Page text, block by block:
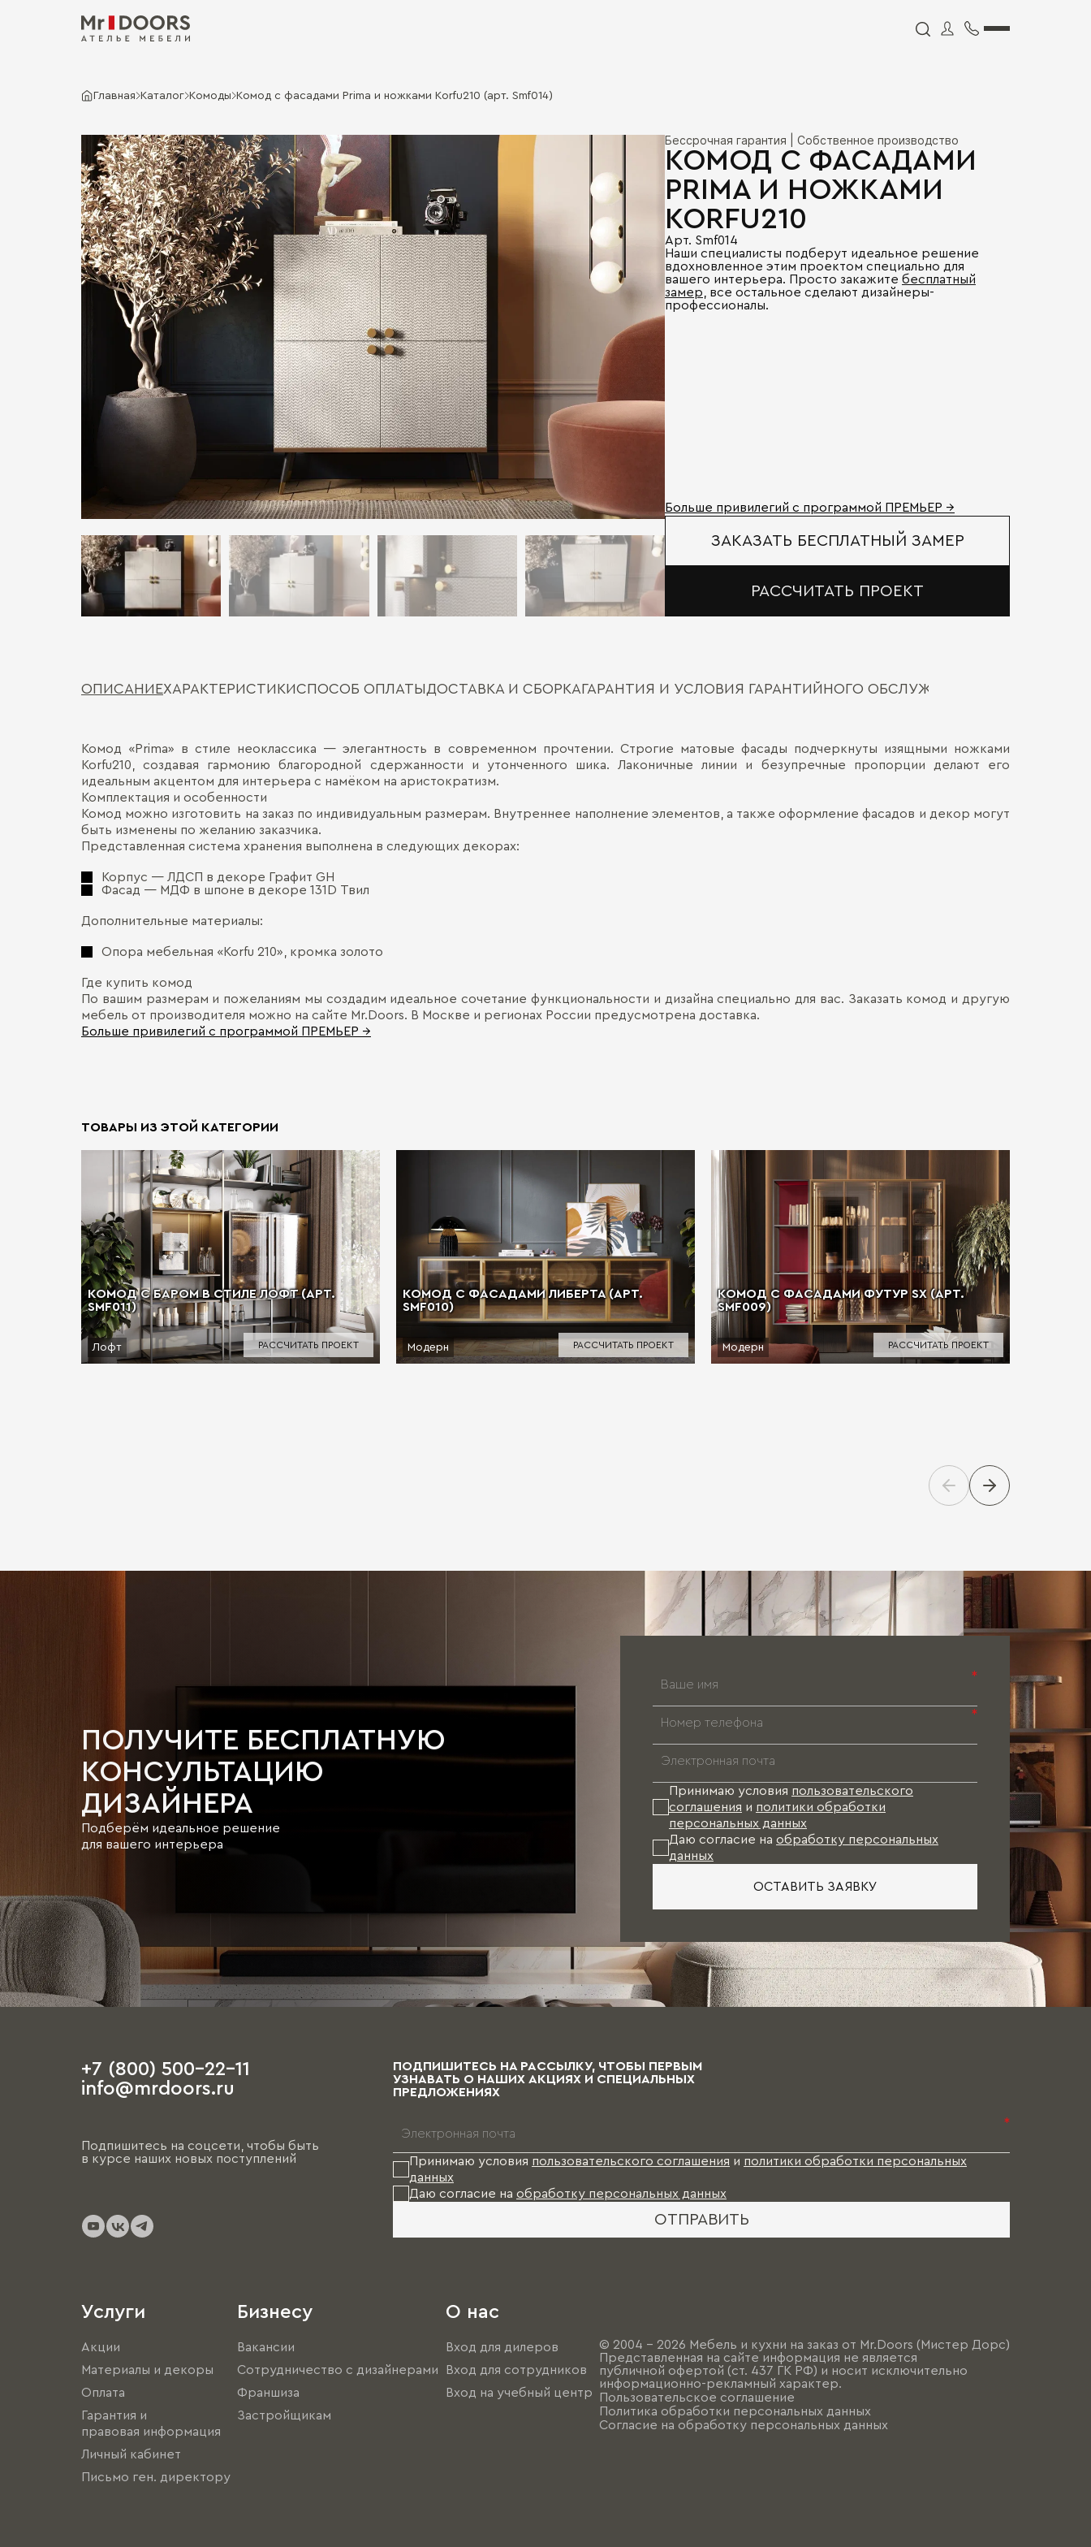
Главная Каталог Комоды Комод с фасадами Prima и ножками Korfu210 (арт. Smf014)
Бессрочная гарантия | Собственное производство
КОМОД С ФАСАДАМИ
PRIMA И НОЖКАМИ
KORFU210
Арт. Smf014
Наши специалисты подберут идеальное решение
вдохновленное этим проектом специально для
вашего интерьера. Просто закажите бесплатный
замер , все остальное сделают дизайнеры-
профессионалы.
Больше привилегий с программой ПРЕМЬЕР →
ЗАКАЗАТЬ БЕСПЛАТНЫЙ ЗАМЕР
РАССЧИТАТЬ ПРОЕКТ
ОПИСАНИЕХАРАКТЕРИСТИКИСПОСОБ ОПЛАТЫДОСТАВКА И СБОРКАГАРАНТИЯ И УСЛОВИЯ ГАРАНТИЙНОГО ОБСЛУЖИВАНИЯ
Комод «Prima» в стиле неоклассика — элегантность в современном прочтении. Строгие матовые фасады подчеркнуты изящными ножками
Korfu210, создавая гармонию благородной сдержанности и утонченного шика. Лаконичные линии и безупречные пропорции делают его
идеальным акцентом для интерьера с намёком на аристократизм.
Комплектация и особенности
Комод можно изготовить на заказ по индивидуальным размерам. Внутреннее наполнение элементов, а также оформление фасадов и декор могут
быть изменены по желанию заказчика.
Представленная система хранения выполнена в следующих декорах:
Корпус — ЛДСП в декоре Графит GH
Фасад — МДФ в шпоне в декоре 131D Твил
Дополнительные материалы:
Опора мебельная «Korfu 210», кромка золото
Где купить комод
По вашим размерам и пожеланиям мы создадим идеальное сочетание функциональности и дизайна специально для вас. Заказать комод и другую
мебель от производителя можно на сайте Mr.Doors. В Москве и регионах России предусмотрена доставка.
Больше привилегий с программой ПРЕМЬЕР →
ТОВАРЫ ИЗ ЭТОЙ КАТЕГОРИИ
КОМОД С БАРОМ В СТИЛЕ ЛОФТ (АРТ.
SMF011)
Лофт РАССЧИТАТЬ ПРОЕКТ
КОМОД С ФАСАДАМИ ЛИБЕРТА (АРТ.
SMF010)
Модерн РАССЧИТАТЬ ПРОЕКТ
КОМОД С ФАСАДАМИ ФУТУР SX (АРТ.
SMF009)
Модерн РАССЧИТАТЬ ПРОЕКТ
ПОЛУЧИТЕ БЕСПЛАТНУЮ
КОНСУЛЬТАЦИЮ
ДИЗАЙНЕРА
Подберём идеальное решение
для вашего интерьера
*
*
Принимаю условия пользовательского
соглашения и политики обработки
персональных данных
Даю согласие на обработку персональных
данных
ОСТАВИТЬ ЗАЯВКУ
+7 (800) 500-22-11
info@mrdoors.ru
Подпишитесь на соцсети, чтобы быть
в курсе наших новых поступлений
ПОДПИШИТЕСЬ НА РАССЫЛКУ, ЧТОБЫ ПЕРВЫМ
УЗНАВАТЬ О НАШИХ АКЦИЯХ И СПЕЦИАЛЬНЫХ
ПРЕДЛОЖЕНИЯХ
*
Принимаю условия пользовательского соглашения и политики обработки персональных
данных
Даю согласие на обработку персональных данных
ОТПРАВИТЬ
Услуги
Акции
Материалы и декоры
Оплата
Гарантия и
правовая информация
Личный кабинет
Письмо ген. директору
Бизнесу
Вакансии
Сотрудничество с дизайнерами
Франшиза
Застройщикам
О нас
Вход для дилеров
Вход для сотрудников
Вход на учебный центр
© 2004 - 2026 Мебель и кухни на заказ от Mr.Doors (Мистер Дорс)
Представленная на сайте информация не является
публичной офертой (ст. 437 ГК РФ) и носит исключительно
информационно-рекламный характер.
Пользовательское соглашение
Политика обработки персональных данных
Согласие на обработку персональных данных